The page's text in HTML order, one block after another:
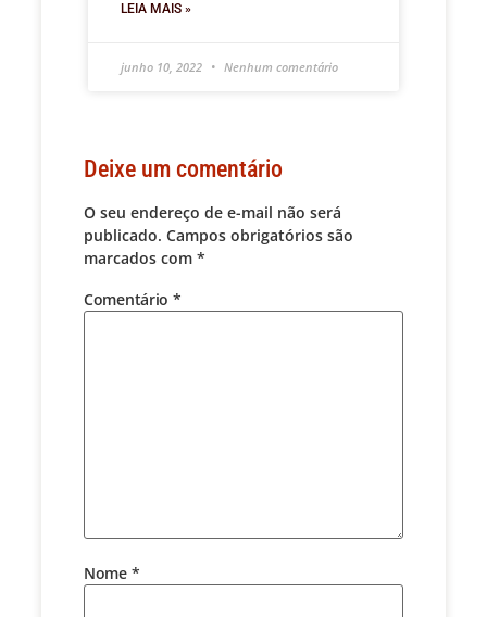
LEIA MAIS »
junho 10, 2022 Nenhum comentário
Deixe um comentário
O seu endereço de e-mail não será
publicado. Campos obrigatórios são
marcados com *
Comentário *
Nome *